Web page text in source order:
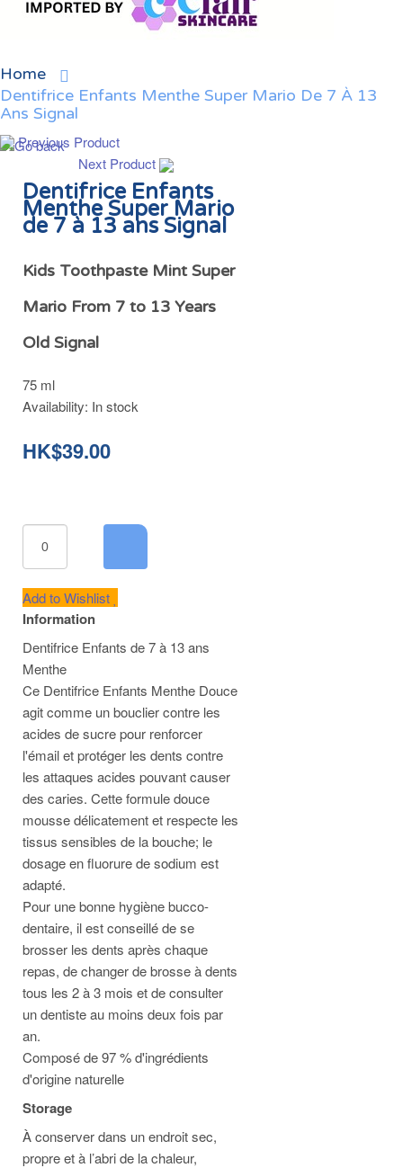
Home
Dentifrice Enfants Menthe Super Mario De 7 À 13
Ans Signal
Previous Product
Next Product
Dentifrice Enfants
Menthe Super Mario
de 7 à 13 ans Signal
Kids Toothpaste Mint Super
Mario From 7 to 13 Years
Old Signal
75 ml
Availability: In stock
HK$39.00
Add to Wishlist
Information
Dentifrice Enfants de 7 à 13 ans
Menthe
Ce Dentifrice Enfants Menthe Douce
agit comme un bouclier contre les
acides de sucre pour renforcer
l'émail et protéger les dents contre
les attaques acides pouvant causer
des caries. Cette formule douce
mousse délicatement et respecte les
tissus sensibles de la bouche; le
dosage en fluorure de sodium est
adapté.
Pour une bonne hygiène bucco-
dentaire, il est conseillé de se
brosser les dents après chaque
repas, de changer de brosse à dents
tous les 2 à 3 mois et de consulter
un dentiste au moins deux fois par
an.
Composé de 97 % d'ingrédients
d'origine naturelle
Storage
À conserver dans un endroit sec,
propre et à l’abri de la chaleur,